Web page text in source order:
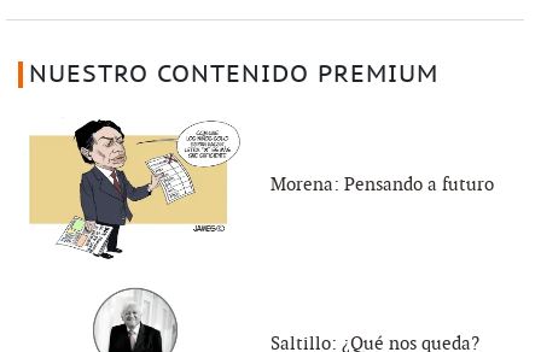
NUESTRO CONTENIDO PREMIUM
Morena: Pensando a futuro
Saltillo: ¿Qué nos queda?